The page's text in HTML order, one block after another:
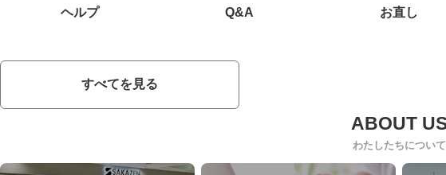
ヘルプ Q&A お直し
すべてを見る
わたしたちについて